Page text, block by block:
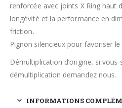
renforcée avec joints X Ring haut
longévité et la performance en
friction.
Pignon silencieux pour favoriser
Démultiplication d’origine, si vous
démultiplication demandez nous.
INFORMATIONS